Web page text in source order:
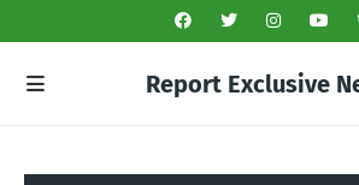
Report Exclusive